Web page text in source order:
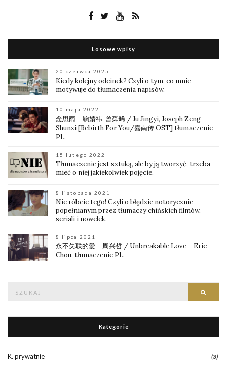
Losowe wpisy
20 czerwca 2025
Kiedy kolejny odcinek? Czyli o tym, co mnie
motywuje do tłumaczenia napisów.
10 maja 2022
念思雨 – 鞠婧祎, 曾舜晞 / Ju Jingyi, Joseph Zeng
Shunxi [Rebirth For You/嘉南传 OST] tłumaczenie
PL
15 lutego 2022
Tłumaczenie jest sztuką, ale by ją tworzyć, trzeba
mieć o niej jakiekolwiek pojęcie.
8 listopada 2021
Nie róbcie tego! Czyli o błędzie notorycznie
popełnianym przez tłumaczy chińskich filmów,
seriali i nowelek.
8 lipca 2021
永不失联的爱 – 周兴哲 / Unbreakable Love – Eric
Chou, tłumaczenie PL
Kategorie
K. prywatnie (3)